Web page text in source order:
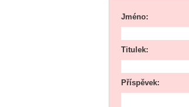
Jméno:
Titulek:
Příspěvek: